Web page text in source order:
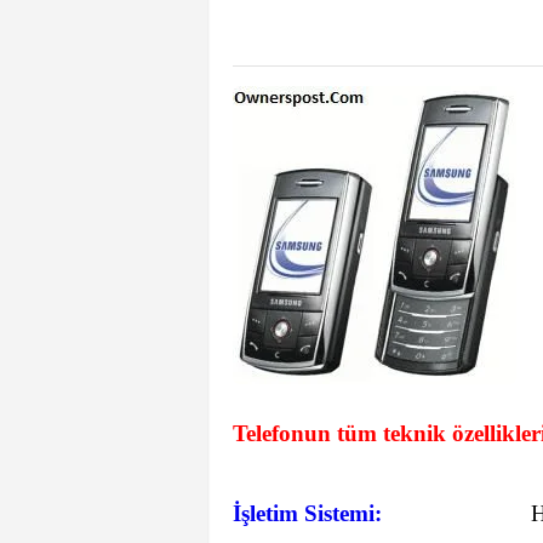
Telefonun tüm teknik
İşletim Sistemi: